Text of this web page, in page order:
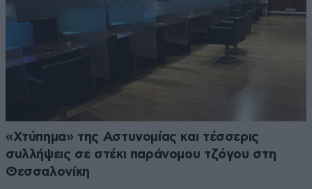
«Χτύπημα» της Αστυνομίας και τέσσερις
συλλήψεις σε στέκι παράνομου τζόγου στη
Θεσσαλονίκη